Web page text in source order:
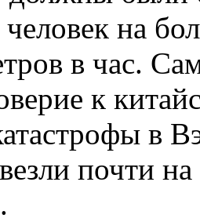
на
в час.
к
в
почти